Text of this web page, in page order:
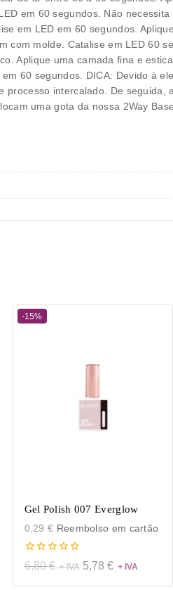
em 60 segundos. Não
em LED em 60 segundos.
molde. Catalise em LED 60
Aplique uma camada fina e
60 segundos. DICA: Devido à
intercalado. De
uma gota da nossa 2Way
-15%
Gel Polish 007 Everglow
0,29 € Reembolso em cartão
0
de
5
6,80€ 5,78 €